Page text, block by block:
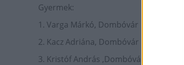
Gyermek:
1. Varga Márkó, Dombóvár
2. Kacz Adriána, Dombóvár
3. Kristóf András ,Dombóvár